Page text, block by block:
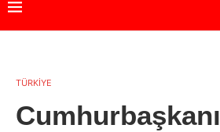
TÜRKİYE
Cumhurbaşkanı